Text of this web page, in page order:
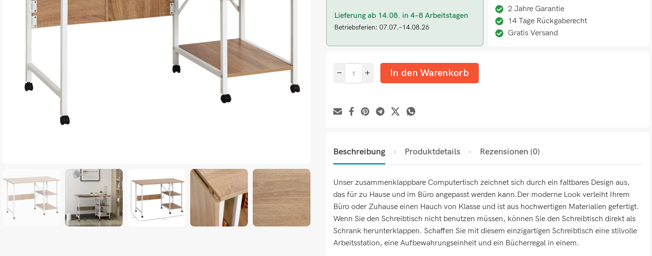
Lieferung ab 14.08. in 4–8 Arbeitstagen
Betriebsferien: 07.07.–14.08.26
2 Jahre Garantie
14 Tage Rückgaberecht
Gratis Versand
In den Warenkorb
Beschreibung Produktdetails Rezensionen (0)
Unser zusammenklappbare Computertisch zeichnet sich durch ein faltbares Design aus,
das für zu Hause und im Büro angepasst werden kann.Der moderne Look verleiht Ihrem
Büro oder Zuhause einen Hauch von Klasse und ist aus hochwertigen Materialien gefertigt.
Wenn Sie den Schreibtisch nicht benutzen müssen, können Sie den Schreibtisch direkt als
Schrank herunterklappen. Schaffen Sie mit diesem einzigartigen Schreibtisch eine stilvolle
Arbeitsstation, eine Aufbewahrungseinheit und ein Bücherregal in einem.